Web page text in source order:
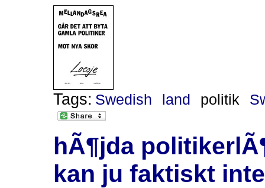
Tags: Swedish land politik
hÃ¶jda
kan ju faktiskt